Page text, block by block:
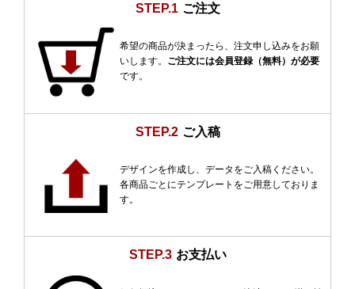
STEP.1 ご注文
希望の商品が決まったら、注文申し込みをお願
いします。 ご注文には会員登録（無料）が必要
です。
STEP.2 ご入稿
デザインを作成し、データをご入稿ください。
各商品ごとにテンプレートをご用意しておりま
す。
STEP.3 お支払い